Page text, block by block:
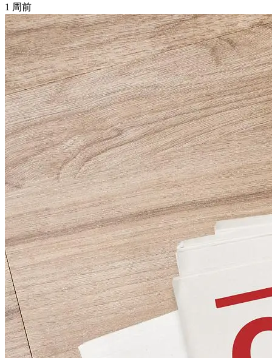
1 周前